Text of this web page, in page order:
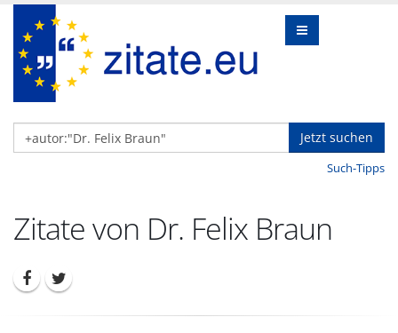
Jetzt suchen
Such-Tipps
Zitate von Dr. Felix Braun